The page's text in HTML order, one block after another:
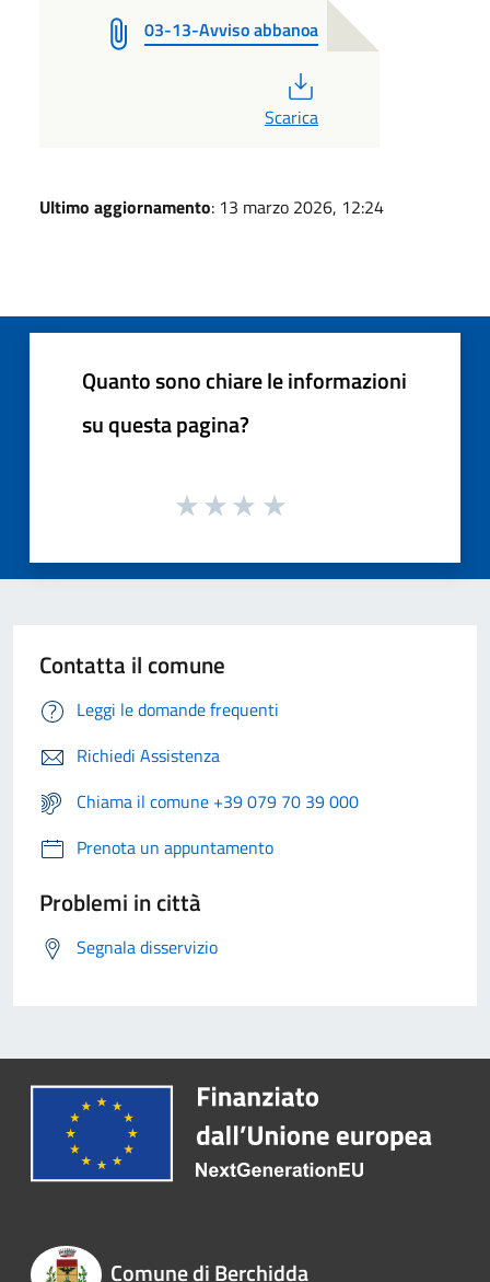
03-13-Avviso abbanoa
Scarica
Ultimo aggiornamento: 13 marzo 2026, 12:24
Quanto sono chiare le informazioni
su questa pagina?
Contatta il comune
Leggi le domande frequenti
Richiedi Assistenza
Chiama il comune +39 079 70 39 000
Prenota un appuntamento
Problemi in città
Segnala disservizio
Comune di Berchidda